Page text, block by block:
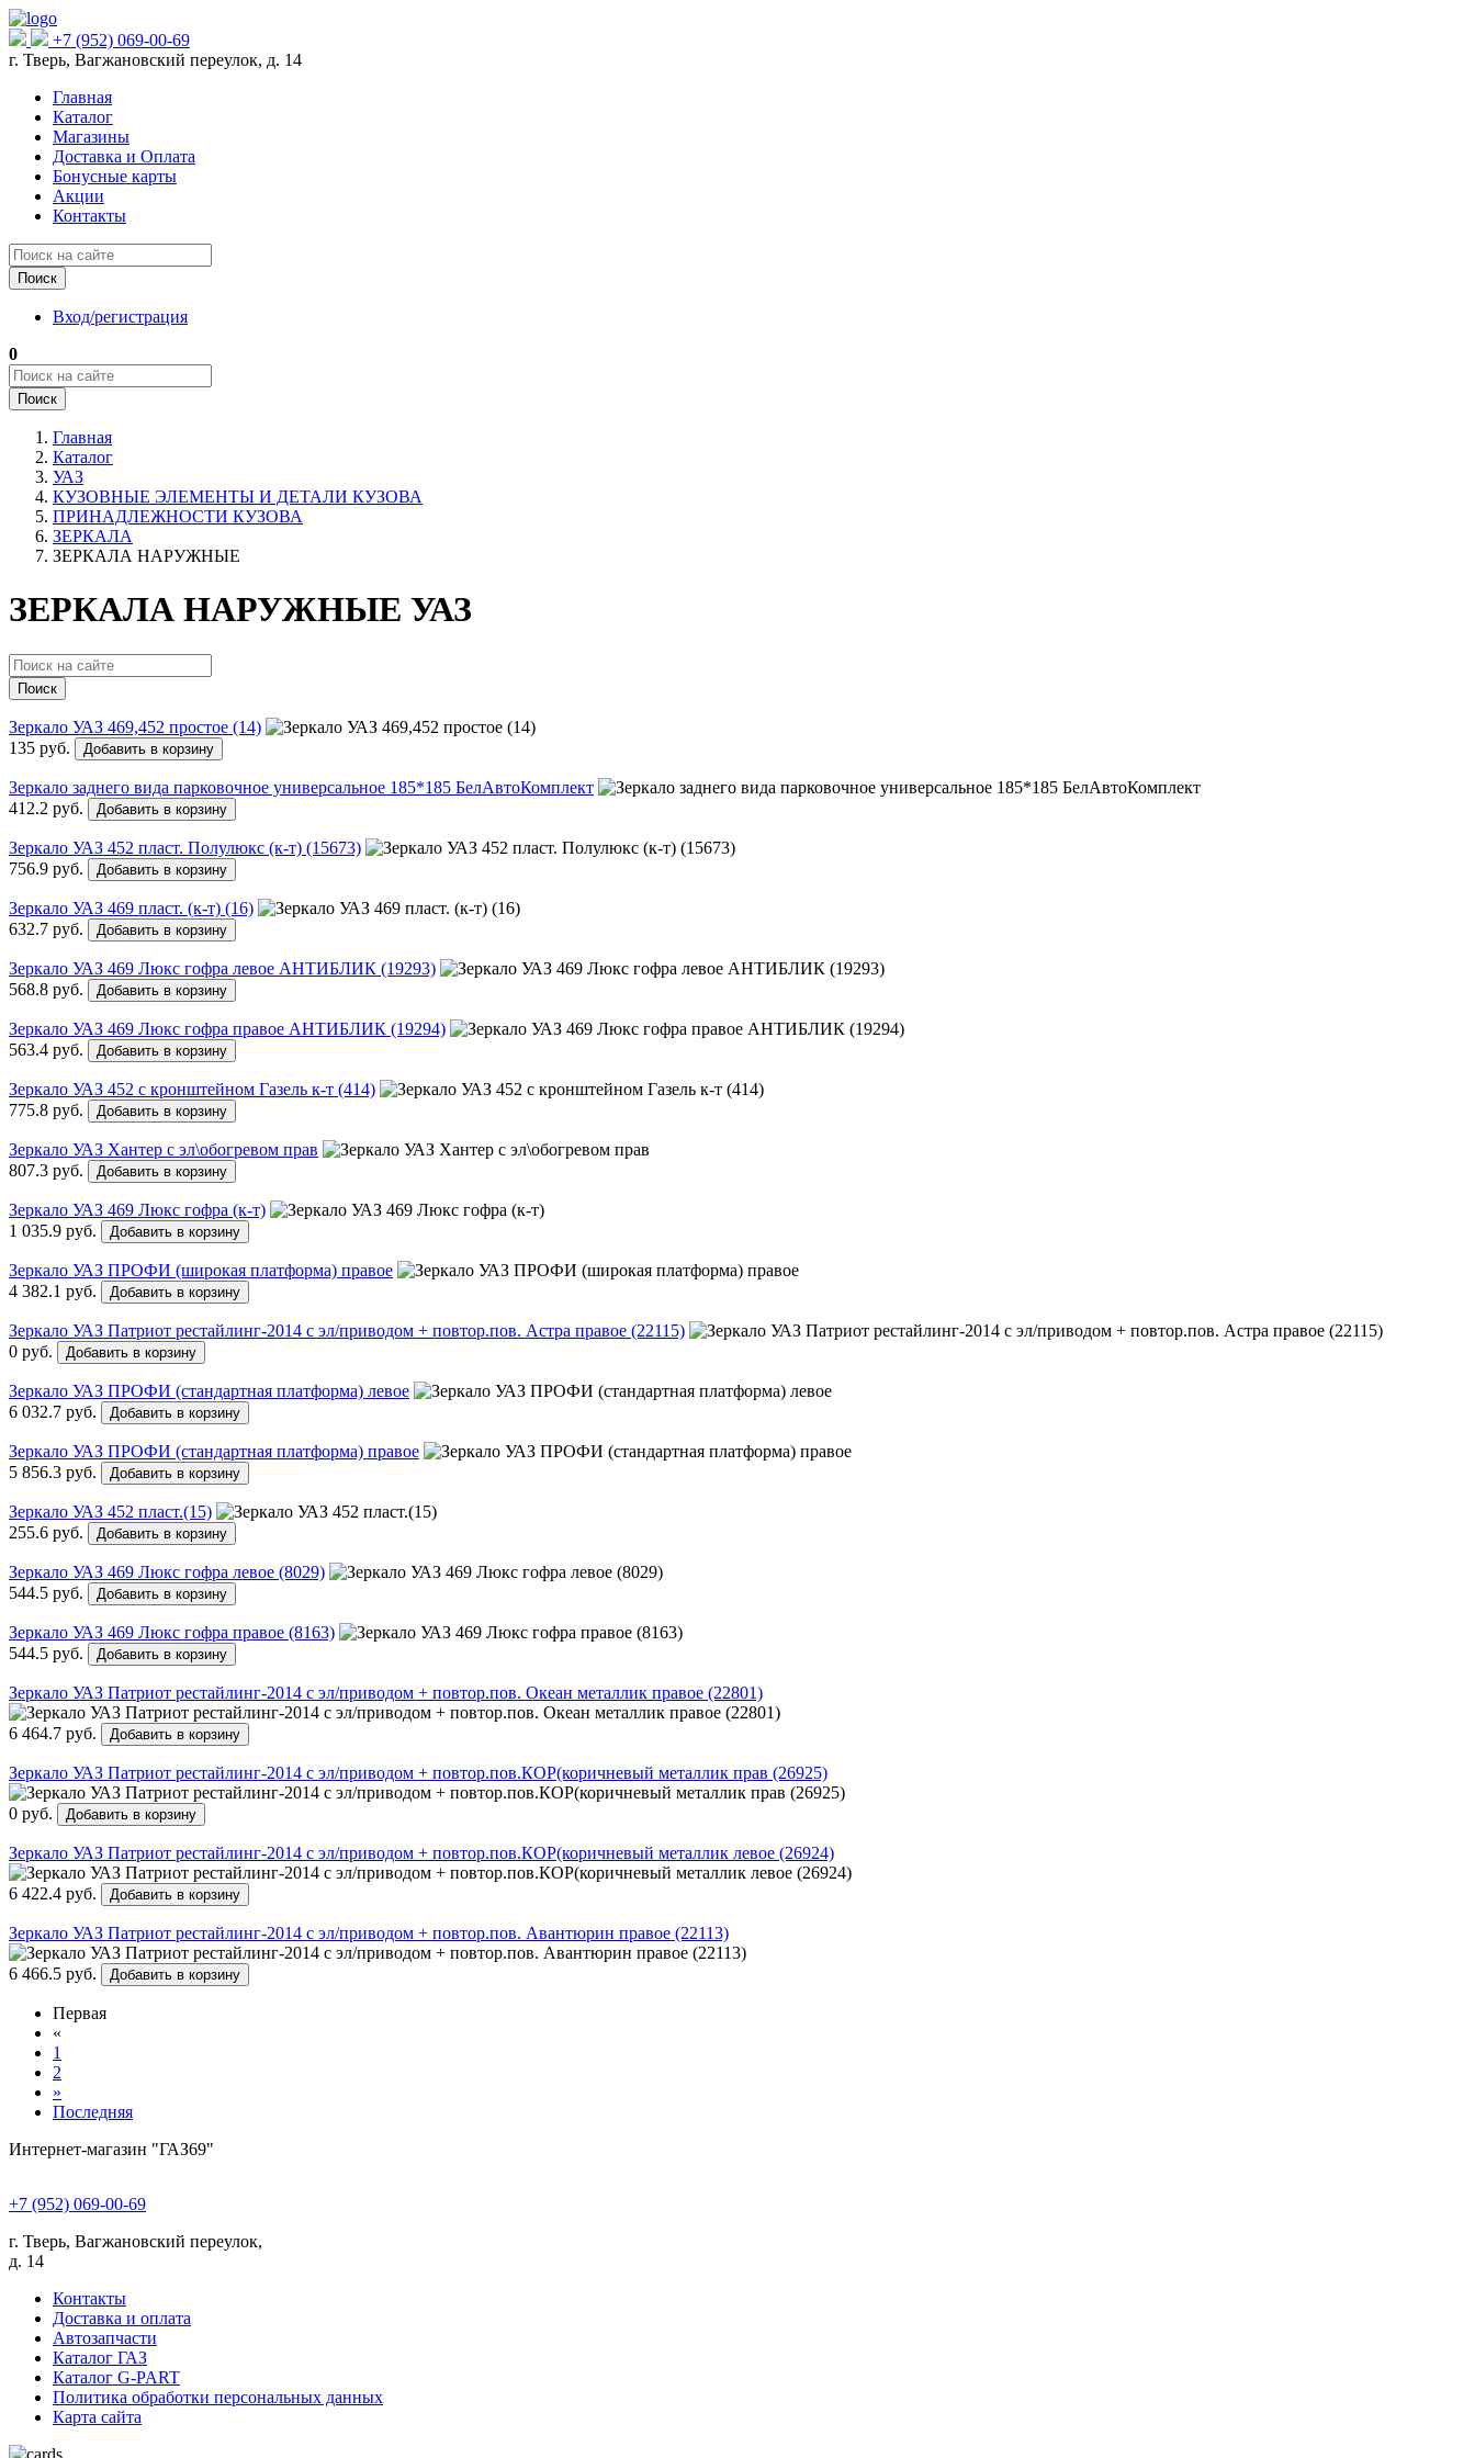
+7 (952) 069-00-69
г. Тверь, Вагжановский переулок, д. 14
Главная
Каталог
Магазины
Доставка и Оплата
Бонусные карты
Акции
Контакты
Поиск
Вход/регистрация
0
Поиск
Главная
Каталог
УАЗ
КУЗОВНЫЕ ЭЛЕМЕНТЫ И ДЕТАЛИ КУЗОВА
ПРИНАДЛЕЖНОСТИ КУЗОВА
ЗЕРКАЛА
ЗЕРКАЛА НАРУЖНЫЕ
ЗЕРКАЛА НАРУЖНЫЕ УАЗ
Поиск
Зеркало УАЗ 469,452 простое (14)
135 руб.
Добавить в корзину
Зеркало заднего вида парковочное универсальное 185*185 БелАвтоКомплект
412.2 руб.
Добавить в корзину
Зеркало УАЗ 452 пласт. Полулюкс (к-т) (15673)
756.9 руб.
Добавить в корзину
Зеркало УАЗ 469 пласт. (к-т) (16)
632.7 руб.
Добавить в корзину
Зеркало УАЗ 469 Люкс гофра левое АНТИБЛИК (19293)
568.8 руб.
Добавить в корзину
Зеркало УАЗ 469 Люкс гофра правое АНТИБЛИК (19294)
563.4 руб.
Добавить в корзину
Зеркало УАЗ 452 с кронштейном Газель к-т (414)
775.8 руб.
Добавить в корзину
Зеркало УАЗ Хантер с эл\обогревом прав
807.3 руб.
Добавить в корзину
Зеркало УАЗ 469 Люкс гофра (к-т)
1 035.9 руб.
Добавить в корзину
Зеркало УАЗ ПРОФИ (широкая платформа) правое
4 382.1 руб.
Добавить в корзину
Зеркало УАЗ Патриот рестайлинг-2014 с эл/приводом + повтор.пов. Астра правое (22115)
0 руб.
Добавить в корзину
Зеркало УАЗ ПРОФИ (стандартная платформа) левое
6 032.7 руб.
Добавить в корзину
Зеркало УАЗ ПРОФИ (стандартная платформа) правое
5 856.3 руб.
Добавить в корзину
Зеркало УАЗ 452 пласт.(15)
255.6 руб.
Добавить в корзину
Зеркало УАЗ 469 Люкс гофра левое (8029)
544.5 руб.
Добавить в корзину
Зеркало УАЗ 469 Люкс гофра правое (8163)
544.5 руб.
Добавить в корзину
Зеркало УАЗ Патриот рестайлинг-2014 с эл/приводом + повтор.пов. Океан металлик правое (22801)
6 464.7 руб. Добавить в корзину
Зеркало УАЗ Патриот рестайлинг-2014 с эл/приводом + повтор.пов.КОР(коричневый металлик прав (26925)
0 руб. Добавить в корзину
Зеркало УАЗ Патриот рестайлинг-2014 с эл/приводом + повтор.пов.КОР(коричневый металлик левое (26924)
6 422.4 руб. Добавить в корзину
Зеркало УАЗ Патриот рестайлинг-2014 с эл/приводом + повтор.пов. Авантюрин правое (22113)
6 466.5 руб. Добавить в корзину
Первая
«
1
2
»
Последняя
Интернет-магазин "ГАЗ69"
+7 (952) 069-00-69
г. Тверь, Вагжановский переулок,
д. 14
Контакты
Доставка и оплата
Автозапчасти
Каталог ГАЗ
Каталог G-PART
Политика обработки персональных данных
Карта сайта